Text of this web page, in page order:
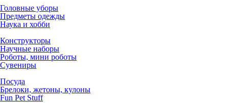
Головные уборы
Предметы одежды
Наука и хобби
Конструкторы
Научные наборы
Роботы, мини роботы
Сувениры
Посуда
Брелоки, жетоны, кулоны
Fun Pet Stuff